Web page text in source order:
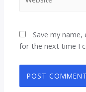
Save my
for the next time I